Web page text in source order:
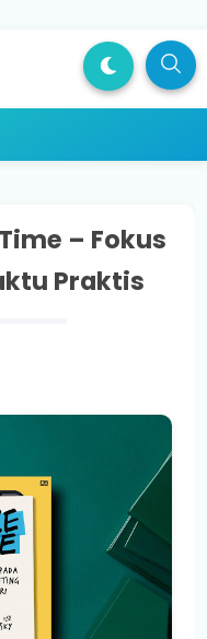
– Fokus
Praktis